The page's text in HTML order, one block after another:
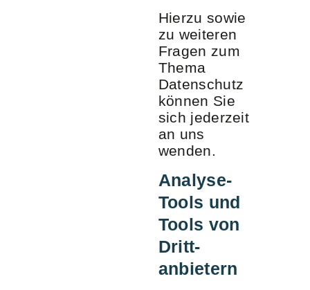
Hierzu sowie
zu weiteren
Fragen zum
Thema
Datenschutz
können Sie
sich jederzeit
an uns
wenden.
Analyse-
Tools und
Tools von
Dritt­
anbietern